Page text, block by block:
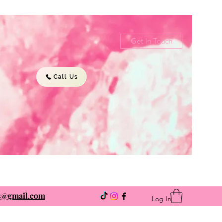
Get In Touch
Call Us
Log In